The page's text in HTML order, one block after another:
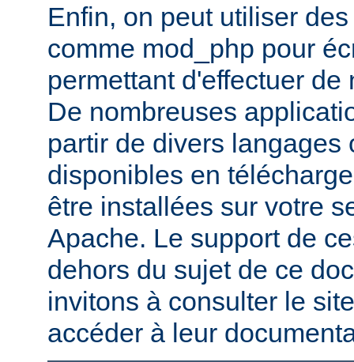
Enfin, on peut utiliser
comme mod_php pour
permettant d'effectuer
De nombreuses
partir de divers langages
disponibles en
être installées sur votre
Apache. Le support de
dehors du sujet de ce
invitons à consulter le
accéder à leur